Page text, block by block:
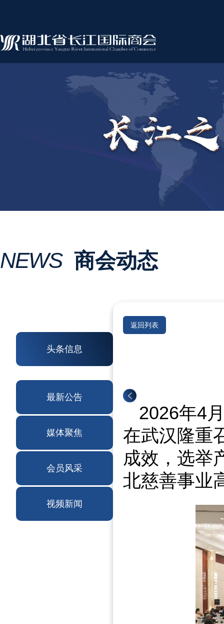
NEWS 商会动态
头条信息
最新公告
媒体聚焦
会员风采
视频新闻
返回列表
2026年4
在武汉隆重
成效，选举
北慈善事业